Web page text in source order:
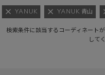
YANUK YANUK 青山
検索条件に該当するコーディネート
して